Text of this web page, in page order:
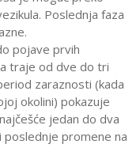
Poslednja faza
pojave prvih
traje od dve do tri
zaraznosti (kada
okolini) pokazuje
jedan do dva
promene na